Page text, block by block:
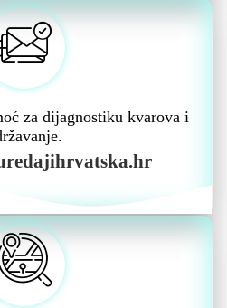
za dijagnostiku kvarova i